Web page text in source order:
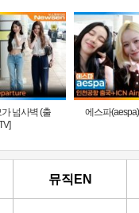
넘사벽 (출
에스파
뮤직EN